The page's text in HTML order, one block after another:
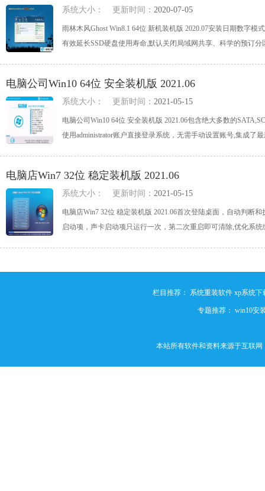
系统大小： 更新时间： 2020-07-05
雨林木风Ghost Win8.1 64位 新机装机版 2020.07安装日期数字
有效延长SSD硬盘使用寿命,默认关闭局域网共享、科学的预订分
电脑公司Win10 64位 安全装机版 2021.06
系统大小： 更新时间： 2021-05-15
电脑公司Win10 64位 安全装机版 2021.06包含绝大多数的
使用administrator账户直接登录系统，无需手动设置账号,集成了最
电脑店Win7 32位 稳定装机版 2021.06
系统大小： 更新时间： 2021-05-15
电脑店Win7 32位 稳定装机版 2021.06首次登陆桌面，自动判断
启动项，声卡启动项只运行一次，第二次重启即可清除,优化系统
栏目推荐： 系统重装软件 xp系统下
专题推荐： win10安
本站所有软件和资料来源于互联